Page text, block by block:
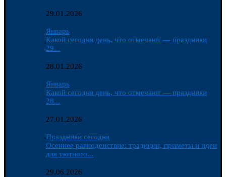
29.01.2026
Январь
Какой сегодня день, что отмечают — праздники
29...
28.01.2026
Январь
Какой сегодня день, что отмечают — праздники
28...
27.01.2026
Праздники сегодня
Осеннее равноденствие: традиции, приметы и идеи
для уютного...
29.06.2026